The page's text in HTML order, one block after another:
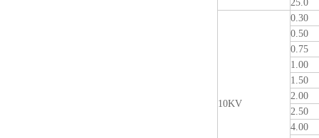
25.0
10KV
0.30
0.50
0.75
1.00
1.50
2.00
2.50
4.00